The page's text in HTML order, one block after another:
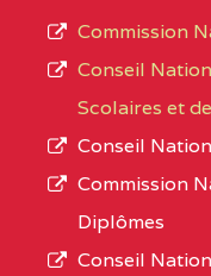
CENTRE
L’offre
Commission
Conseil
Scolaires et
Conseil
Commission
Diplômes
Conseil